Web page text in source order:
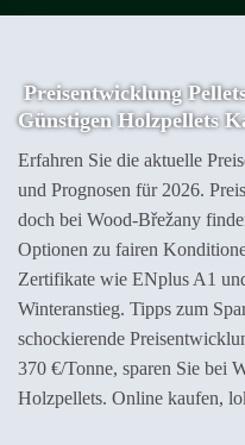
Preisentwicklung
Günstigen Holzpellets
Erfahren Sie die aktuelle
und Prognosen für 2026.
doch bei Wood-Břežany
Optionen zu fairen
Zertifikate wie ENplus A1
Winteranstieg. Tipps zum
schockierende
370 €/Tonne, sparen Sie bei
Holzpellets. Online kaufen,